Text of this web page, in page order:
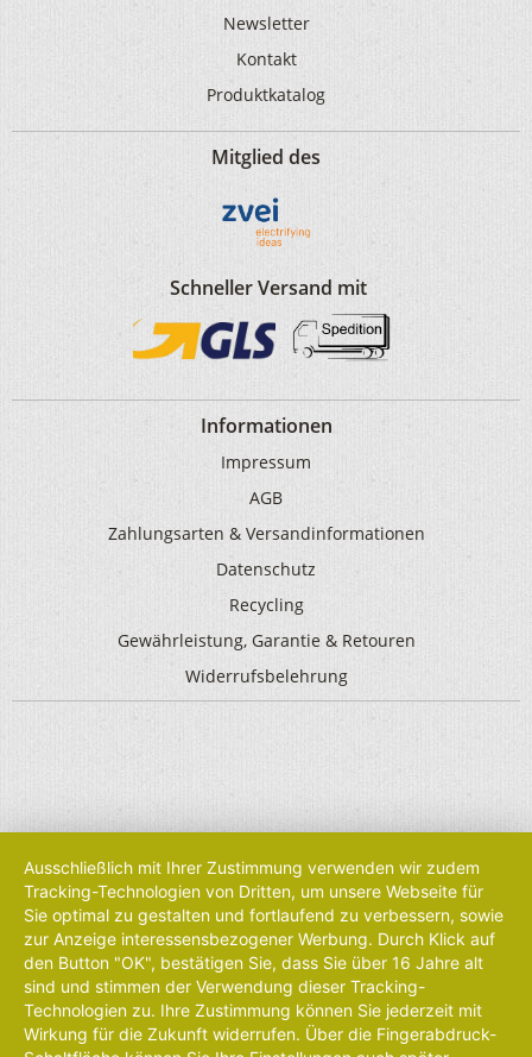
Newsletter
Kontakt
Produktkatalog
Mitglied des
Schneller Versand mit
Informationen
Impressum
AGB
Zahlungsarten & Versandinformationen
Datenschutz
Recycling
Gewährleistung, Garantie & Retouren
Widerrufsbelehrung
Ausschließlich mit Ihrer Zustimmung verwenden wir zudem
Tracking-Technologien von Dritten, um unsere Webseite für
Sie optimal zu gestalten und fortlaufend zu verbessern, sowie
zur Anzeige interessensbezogener Werbung. Durch Klick auf
den Button "OK", bestätigen Sie, dass Sie über 16 Jahre alt
sind und stimmen der Verwendung dieser Tracking-
Technologien zu. Ihre Zustimmung können Sie jederzeit mit
Wirkung für die Zukunft widerrufen. Über die Fingerabdruck-